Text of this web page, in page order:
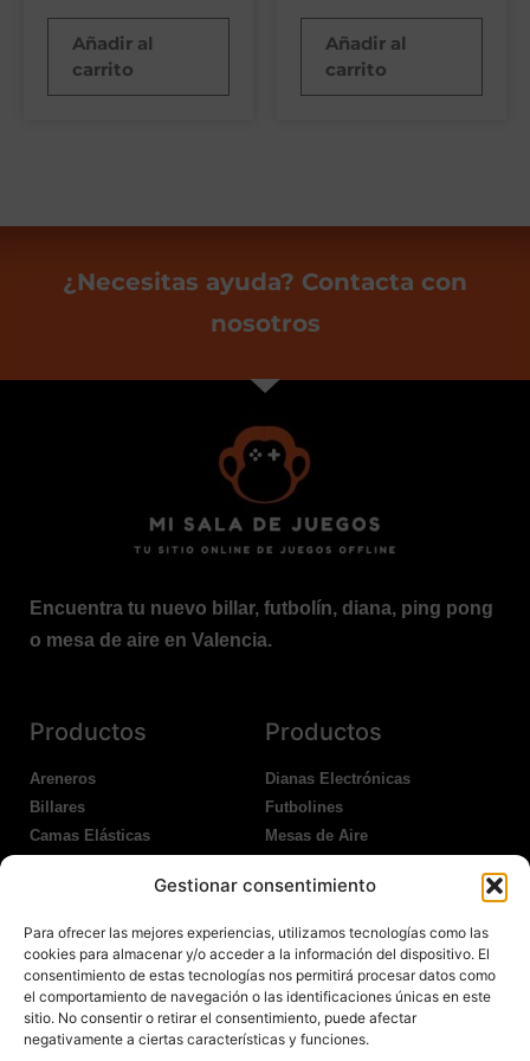
Gestionar consentimiento
Para ofrecer las mejores experiencias, utilizamos tecnologías como las
cookies para almacenar y/o acceder a la información del dispositivo. El
consentimiento de estas tecnologías nos permitirá procesar datos como
el comportamiento de navegación o las identificaciones únicas en este
sitio. No consentir o retirar el consentimiento, puede afectar
negativamente a ciertas características y funciones.
Añadir al
carrito
Añadir al
carrito
¿Necesitas ayuda? Contacta con
nosotros
Encuentra tu nuevo billar, futbolín, diana, ping pong
o mesa de aire en Valencia.
Productos
Areneros
Billares
Camas Elásticas
Productos
Dianas Electrónicas
Futbolines
Mesas de Aire
Ping Pong Exterior
Nosotros
Atención al Cliente
Garantías
Contacto
Legales
Aviso Legal
Política de Privacidad
Política de Cookies